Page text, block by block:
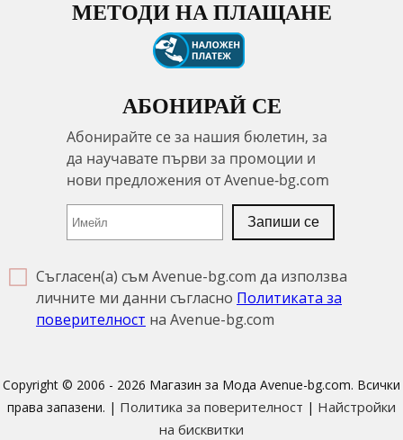
МЕТОДИ НА ПЛАЩАНЕ
АБОНИРАЙ СЕ
Съгласен(а) съм Avenue-bg.com да използва
личните ми данни съгласно Политиката за
поверителност на Avenue-bg.com
Copyright © 2006 - 2026 Магазин за Мода Avenue-bg.com. Всички
права запазени. | Политика за поверителност | Найстройки
на бисквитки